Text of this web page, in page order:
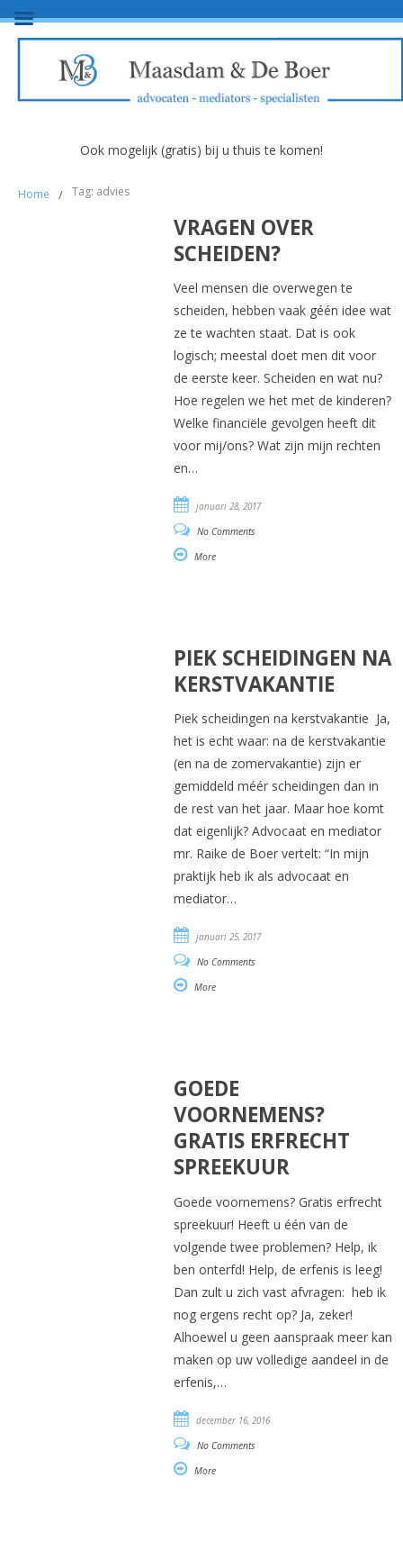
Ook mogelijk (gratis) bij u thuis te komen!
Home / Tag: advies
VRAGEN OVER
SCHEIDEN?
Veel mensen die overwegen te
scheiden, hebben vaak géén idee wat
ze te wachten staat. Dat is ook
logisch; meestal doet men dit voor
de eerste keer. Scheiden en wat nu?
Hoe regelen we het met de kinderen?
Welke financiële gevolgen heeft dit
voor mij/ons? Wat zijn mijn rechten
en…
januari 28, 2017
No Comments
More
PIEK SCHEIDINGEN NA
KERSTVAKANTIE
Piek scheidingen na kerstvakantie Ja,
het is echt waar: na de kerstvakantie
(en na de zomervakantie) zijn er
gemiddeld méér scheidingen dan in
de rest van het jaar. Maar hoe komt
dat eigenlijk? Advocaat en mediator
mr. Raike de Boer vertelt: “In mijn
praktijk heb ik als advocaat en
mediator…
januari 25, 2017
No Comments
More
GOEDE
VOORNEMENS?
GRATIS ERFRECHT
SPREEKUUR
Goede voornemens? Gratis erfrecht
spreekuur! Heeft u één van de
volgende twee problemen? Help, ik
ben onterfd! Help, de erfenis is leeg!
Dan zult u zich vast afvragen: heb ik
nog ergens recht op? Ja, zeker!
Alhoewel u geen aanspraak meer kan
maken op uw volledige aandeel in de
erfenis,…
december 16, 2016
No Comments
More